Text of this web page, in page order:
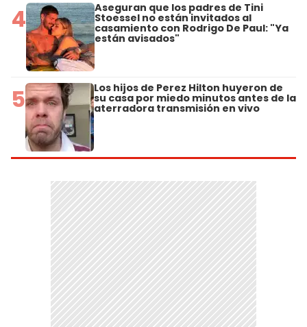
4 Aseguran que los padres de Tini
Stoessel no están invitados al
casamiento con Rodrigo De Paul: "Ya
están avisados"
5 Los hijos de Perez Hilton huyeron de
su casa por miedo minutos antes de la
aterradora transmisión en vivo